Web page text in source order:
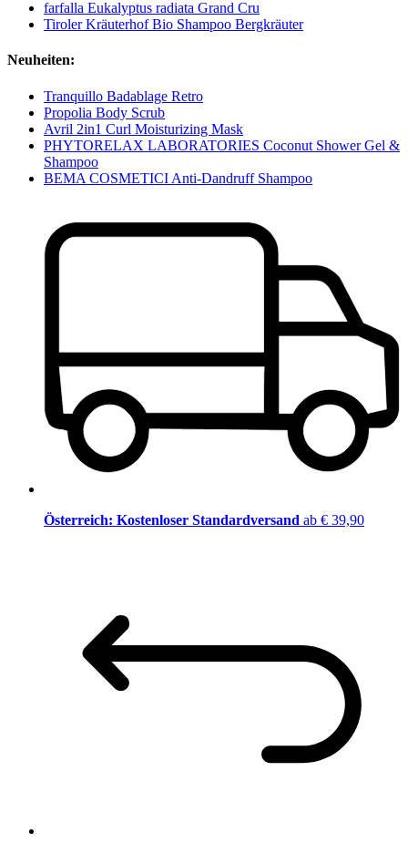
farfalla Eukalyptus radiata Grand Cru
Tiroler Kräuterhof Bio Shampoo Bergkräuter
Neuheiten:
Tranquillo Badablage Retro
Propolia Body Scrub
Avril 2in1 Curl Moisturizing Mask
PHYTORELAX LABORATORIES Coconut Shower Gel &
Shampoo
BEMA COSMETICI Anti-Dandruff Shampoo
Österreich: Kostenloser Standardversand ab € 39,90